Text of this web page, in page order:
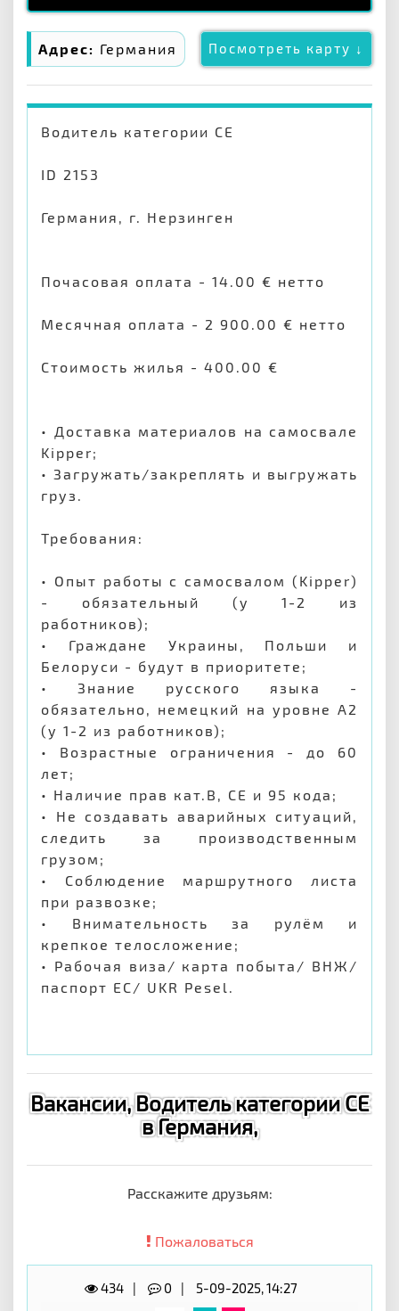
Адрес: Германия Посмотреть карту ↓
Водитель категории СЕ
ID 2153
Германия, г. Нерзинген
Почасовая оплата - 14.00 € нетто
Месячная оплата - 2 900.00 € нетто
Стоимость жилья - 400.00 €
• Доставка материалов на самосвале
Kipper;
• Загружать/закреплять и выгружать
груз.
Требования:
• Опыт работы с самосвалом (Kipper)
- обязательный (у 1-2 из
работников);
• Граждане Украины, Польши и
Белоруси - будут в приоритете;
• Знание русского языка -
обязательно, немецкий на уровне А2
(у 1-2 из работников);
• Возрастные ограничения - до 60
лет;
• Наличие прав кат.В, СЕ и 95 кода;
• Не создавать аварийных ситуаций,
следить за производственным
грузом;
• Соблюдение маршрутного листа
при развозке;
• Внимательность за рулём и
крепкое телосложение;
• Рабочая виза/ карта побыта/ ВНЖ/
паспорт ЕС/ UKR Pesel.
Вакансии, Водитель категории СЕ
в Германия,
Расскажите друзьям:
Пожаловаться
434 0 5-09-2025, 14:27